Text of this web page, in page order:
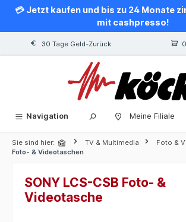
springen
💳 Jetzt kaufen und bis zu 24 Monate
mit cashpresso!
30 Tage Geld-Zurück
Navigation Meine Filiale
Sie sind hier: TV & Multimedia
Foto &
Foto- & Videotaschen
SONY LCS-CSB Foto- &
Videotasche